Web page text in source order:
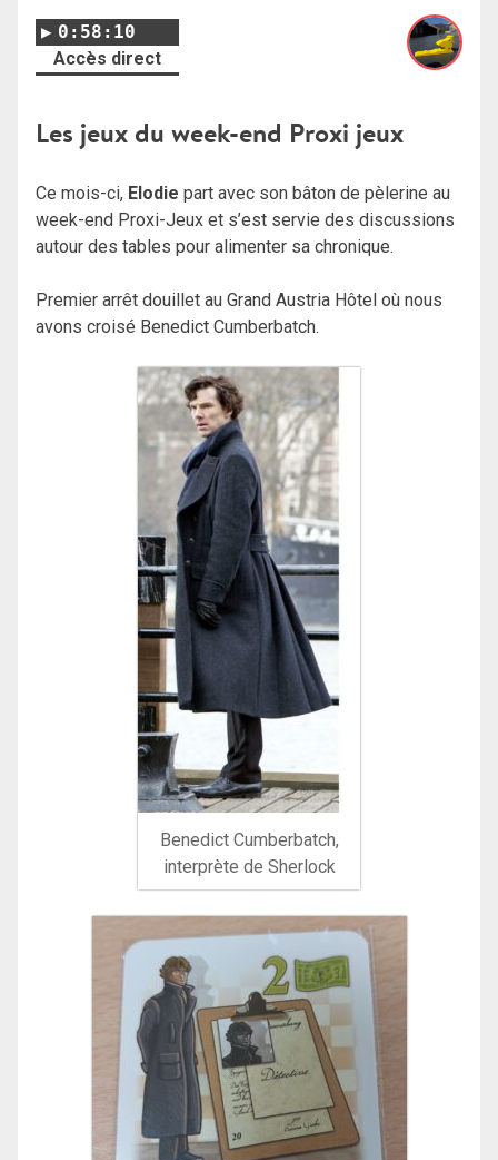
0:58:10
Accès direct
Les jeux du week-end Proxi jeux
Ce mois-ci, Elodie part avec son bâton de pèlerine au
week-end Proxi-Jeux et s’est servie des discussions
autour des tables pour alimenter sa chronique.
Premier arrêt douillet au Grand Austria Hôtel où nous
avons croisé Benedict Cumberbatch.
Benedict Cumberbatch,
interprète de Sherlock